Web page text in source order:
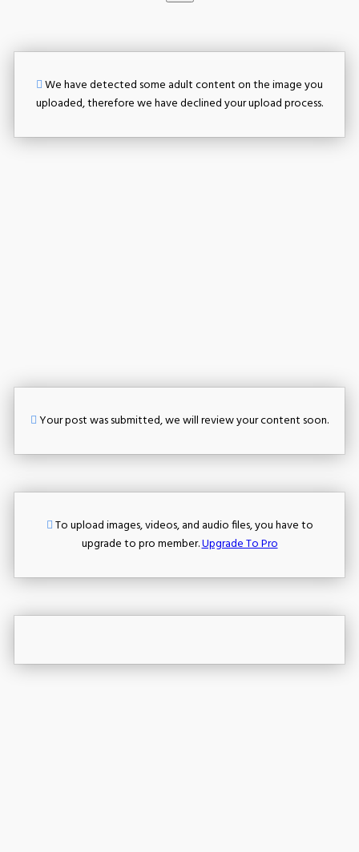
We have detected some adult content on the image you
uploaded, therefore we have declined your upload process.
Your post was submitted, we will review your content soon.
To upload images, videos, and audio files, you have to
upgrade to pro member.Upgrade To Pro